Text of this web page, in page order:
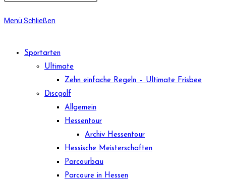
Suche
Menü Schließen
Sportarten
Ultimate
Zehn einfache Regeln – Ultimate Frisbee
Discgolf
Allgemein
Hessentour
Archiv Hessentour
Hessische Meisterschaften
Parcourbau
Parcoure in Hessen